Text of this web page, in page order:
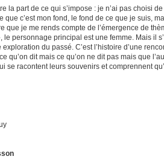
la part de ce qui s’impose : je n’ai pas choisi
que c’est mon fond, le fond de ce que je suis,
que je me rends compte de l’émergence de
le personnage principal est une femme. Mais il
exploration du passé. C’est l’histoire d’une
qu’on dit mais ce qu’on ne dit pas mais que
se racontent leurs souvenirs et comprennent